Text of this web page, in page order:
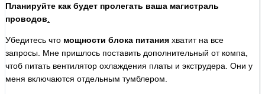
Планируйте как будет пролегать ваша магистраль
проводов
Убедитесь что мощности блока питания хватит на все
запросы. Мне пришлось поставить дополнительный от компа,
чтоб питать вентилятор охлаждения платы и экструдера. Они у
меня включаются отдельным тумблером.